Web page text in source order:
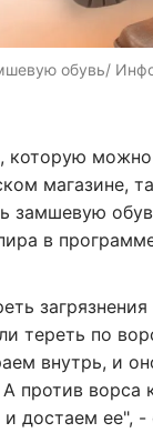
обувь/
которую
магазине,
замшевую
в
тереть по
внутрь, и
против ворса
достаем ее", -